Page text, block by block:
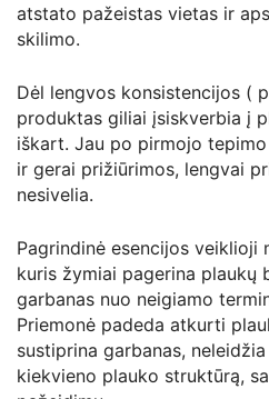
atstato pažeistas vietas ir
skilimo.
Dėl lengvos konsistencijos (
produktas giliai įsiskverbia į
iškart. Jau po pirmojo
ir gerai prižiūrimos, lengvai
nesivelia.
Pagrindinė esencijos veiklioji
kuris žymiai pagerina plaukų
garbanas nuo neigiamo
Priemonė padeda atkurti
sustiprina garbanas,
kiekvieno plauko struktūrą,